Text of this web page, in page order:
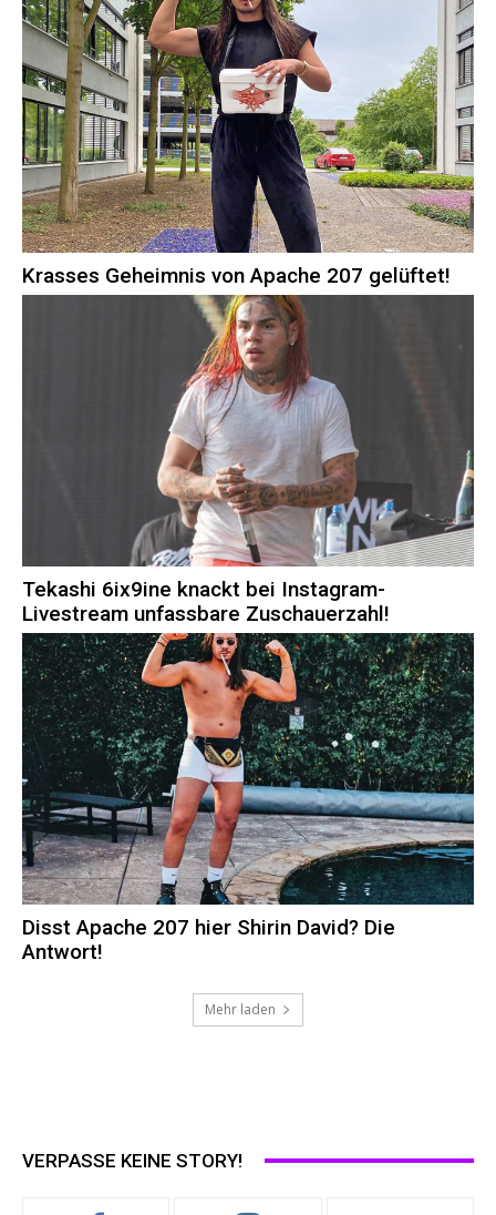
Krasses Geheimnis von Apache 207 gelüftet!
Tekashi 6ix9ine knackt bei Instagram-
Livestream unfassbare Zuschauerzahl!
Disst Apache 207 hier Shirin David? Die
Antwort!
Mehr laden
VERPASSE KEINE STORY!